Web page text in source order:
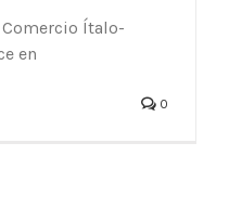
Ítalo-
en
0